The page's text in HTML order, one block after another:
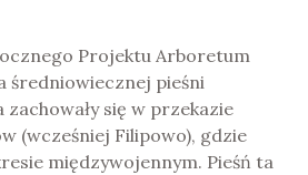
Projektu Arboretum
średniowiecznej pieśni
zachowały się w przekazie
(wcześniej Filipowo), gdzie
międzywojennym. Pieśń ta